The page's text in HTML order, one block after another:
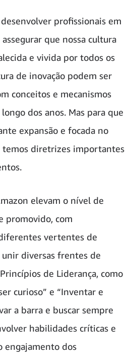
profissionais em
que nossa cultura
e vivida por todos os
de inovação podem ser
conceitos e mecanismos
dos anos. Mas para que
expansão e focada no
temos diretrizes importantes
elevam o nível de
promovido, com
vertentes de
unir diversas frentes de
de Liderança, como
curioso” e “Inventar e
a barra e buscar sempre
habilidades críticas e
engajamento dos